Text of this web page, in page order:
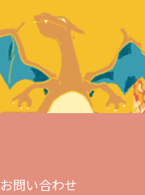
お問い合わせ